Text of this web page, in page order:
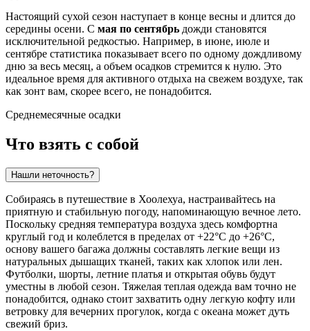
Настоящий сухой сезон наступает в конце весны и длится до
середины осени. С мая по сентябрь дожди становятся
исключительной редкостью. Например, в июне, июле и
сентябре статистика показывает всего по одному дождливому
дню за весь месяц, а объем осадков стремится к нулю. Это
идеальное время для активного отдыха на свежем воздухе, так
как зонт вам, скорее всего, не понадобится.
Среднемесячные осадки
Что взять с собой
Нашли неточность?
Собираясь в путешествие в Хоолехуа, настраивайтесь на
приятную и стабильную погоду, напоминающую вечное лето.
Поскольку средняя температура воздуха здесь комфортна
круглый год и колеблется в пределах от +22°C до +26°C,
основу вашего багажа должны составлять легкие вещи из
натуральных дышащих тканей, таких как хлопок или лен.
Футболки, шорты, летние платья и открытая обувь будут
уместны в любой сезон. Тяжелая теплая одежда вам точно не
понадобится, однако стоит захватить одну легкую кофту или
ветровку для вечерних прогулок, когда с океана может дуть
свежий бриз.